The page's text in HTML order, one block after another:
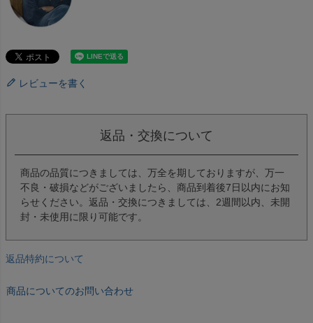
レビューを書く
返品・交換について
商品の品質につきましては、万全を期しておりますが、万一
不良・破損などがございましたら、商品到着後7日以内にお知
らせください。返品・交換につきましては、2週間以内、未開
封・未使用に限り可能です。
返品特約について
商品についてのお問い合わせ